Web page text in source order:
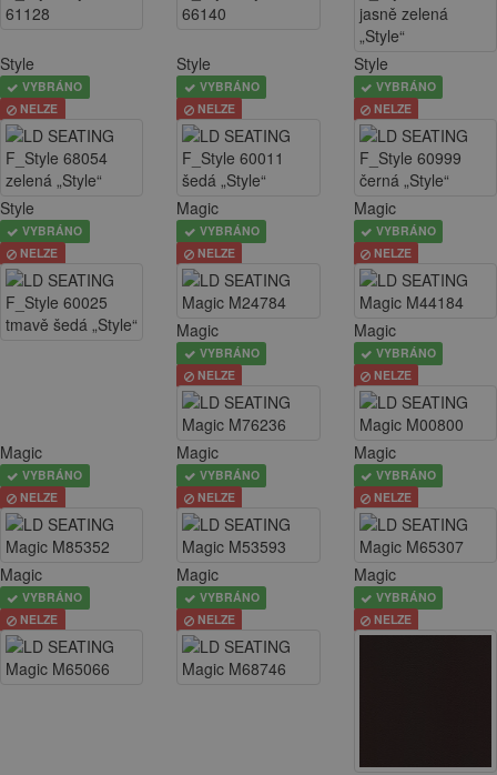
Style
VYBRÁNO
NELZE
Style
VYBRÁNO
NELZE
Style
VYBRÁNO
NELZE
Style
VYBRÁNO
NELZE
Magic
VYBRÁNO
NELZE
Magic
VYBRÁNO
NELZE
Magic
VYBRÁNO
NELZE
Magic
VYBRÁNO
NELZE
Magic
VYBRÁNO
NELZE
Magic
VYBRÁNO
NELZE
Magic
VYBRÁNO
NELZE
Magic
VYBRÁNO
NELZE
Magic
VYBRÁNO
NELZE
Magic
VYBRÁNO
NELZE